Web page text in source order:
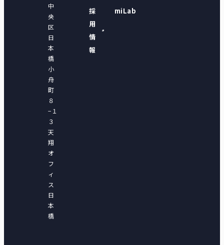
中
央
区
日
本
橋
小
舟
町
８
−１
３
天
翔
オ
フ
ィ
ス
日
本
橋
採
用
情
報
miLab